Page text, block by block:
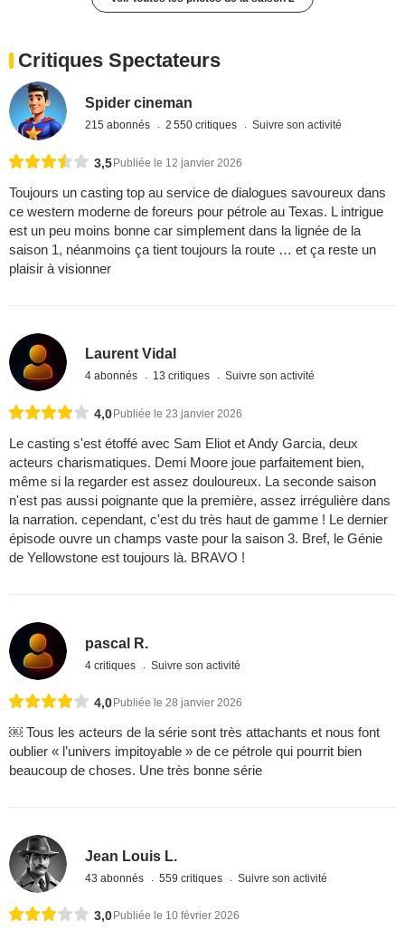
Critiques Spectateurs
Spider cineman
215 abonnés 2 550 critiques Suivre son activité
3,5Publiée le 12 janvier 2026
Toujours un casting top au service de dialogues savoureux dans
ce western moderne de foreurs pour pétrole au Texas. L intrigue
est un peu moins bonne car simplement dans la lignée de la
saison 1, néanmoins ça tient toujours la route … et ça reste un
plaisir à visionner
Laurent Vidal
4 abonnés 13 critiques Suivre son activité
4,0 Publiée le 23 janvier 2026
Le casting s'est étoffé avec Sam Eliot et Andy Garcia, deux
acteurs charismatiques. Demi Moore joue parfaitement bien,
même si la regarder est assez douloureux. La seconde saison
n'est pas aussi poignante que la première, assez irrégulière dans
la narration. cependant, c'est du très haut de gamme ! Le dernier
épisode ouvre un champs vaste pour la saison 3. Bref, le Génie
de Yellowstone est toujours là. BRAVO !
pascal R.
4 critiques Suivre son activité
4,0 Publiée le 28 janvier 2026
￼ Tous les acteurs de la série sont très attachants et nous font
oublier « l’univers impitoyable » de ce pétrole qui pourrit bien
beaucoup de choses. Une très bonne série
Jean Louis L.
43 abonnés 559 critiques Suivre son activité
3,0 Publiée le 10 février 2026